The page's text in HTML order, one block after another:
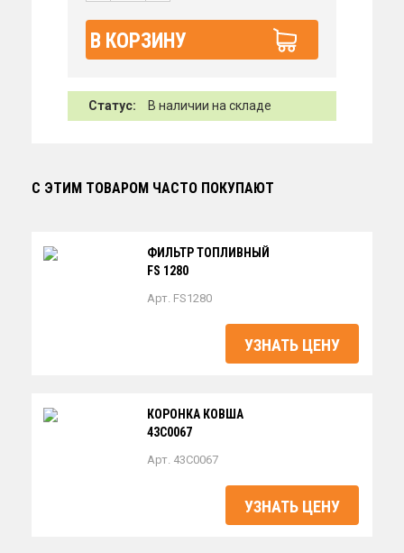
В КОРЗИНУ
Статус: В наличии на складе
С ЭТИМ ТОВАРОМ ЧАСТО ПОКУПАЮТ
ФИЛЬТР ТОПЛИВНЫЙ
FS 1280
Арт. FS1280
УЗНАТЬ ЦЕНУ
КОРОНКА КОВША
43C0067
Арт. 43C0067
УЗНАТЬ ЦЕНУ